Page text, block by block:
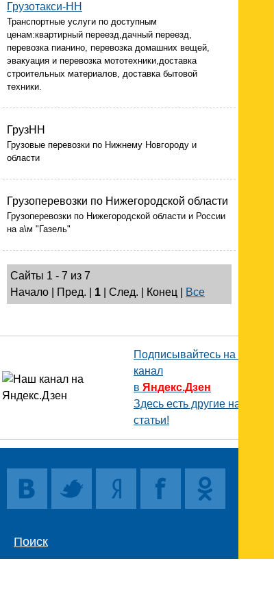
Грузотакси-НН
Транспортные услуги по доступным
ценам:квартирный переезд,дачный переезд,
перевозка пианино, перевозка домашних вещей,
эвакуация и перевозка мототехники,доставка
строительных материалов, доставка бытовой
техники.
ГрузНН
Грузовые перевозки по Нижнему Новгороду и
области
Грузоперевозки по Нижегородской области
Грузоперевозки по Нижегородской области и России
на а\м "Газель"
Сайты 1 - 7 из 7
Начало | Пред. | 1 | След. | Конец Все
Подписывайтесь на наш
канал
в Яндекс.Дзен
Здесь есть другие наши
статьи!
Поиск